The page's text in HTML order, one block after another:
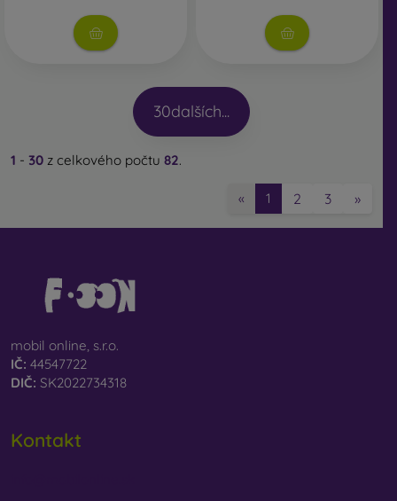
30dalších...
1 - 30 z celkového počtu 82.
« 1 2 3 »
mobil online, s.r.o.
IČ: 44547722
DIČ: SK2022734318
Kontakt